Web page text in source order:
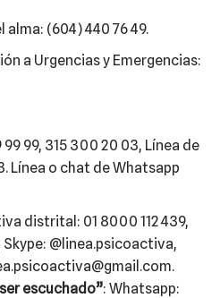
alma: (604) 440 76 49.
a Urgencias y Emergencias:
99, 315 300 20 03, Línea de
Línea o chat de Whatsapp
distrital: 01 8000 112 439,
Skype: @linea.psicoactiva,
ser escuchado”: Whatsapp: